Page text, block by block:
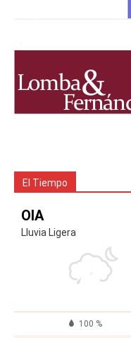
El Tiempo
OIA
Lluvia Ligera
100 %